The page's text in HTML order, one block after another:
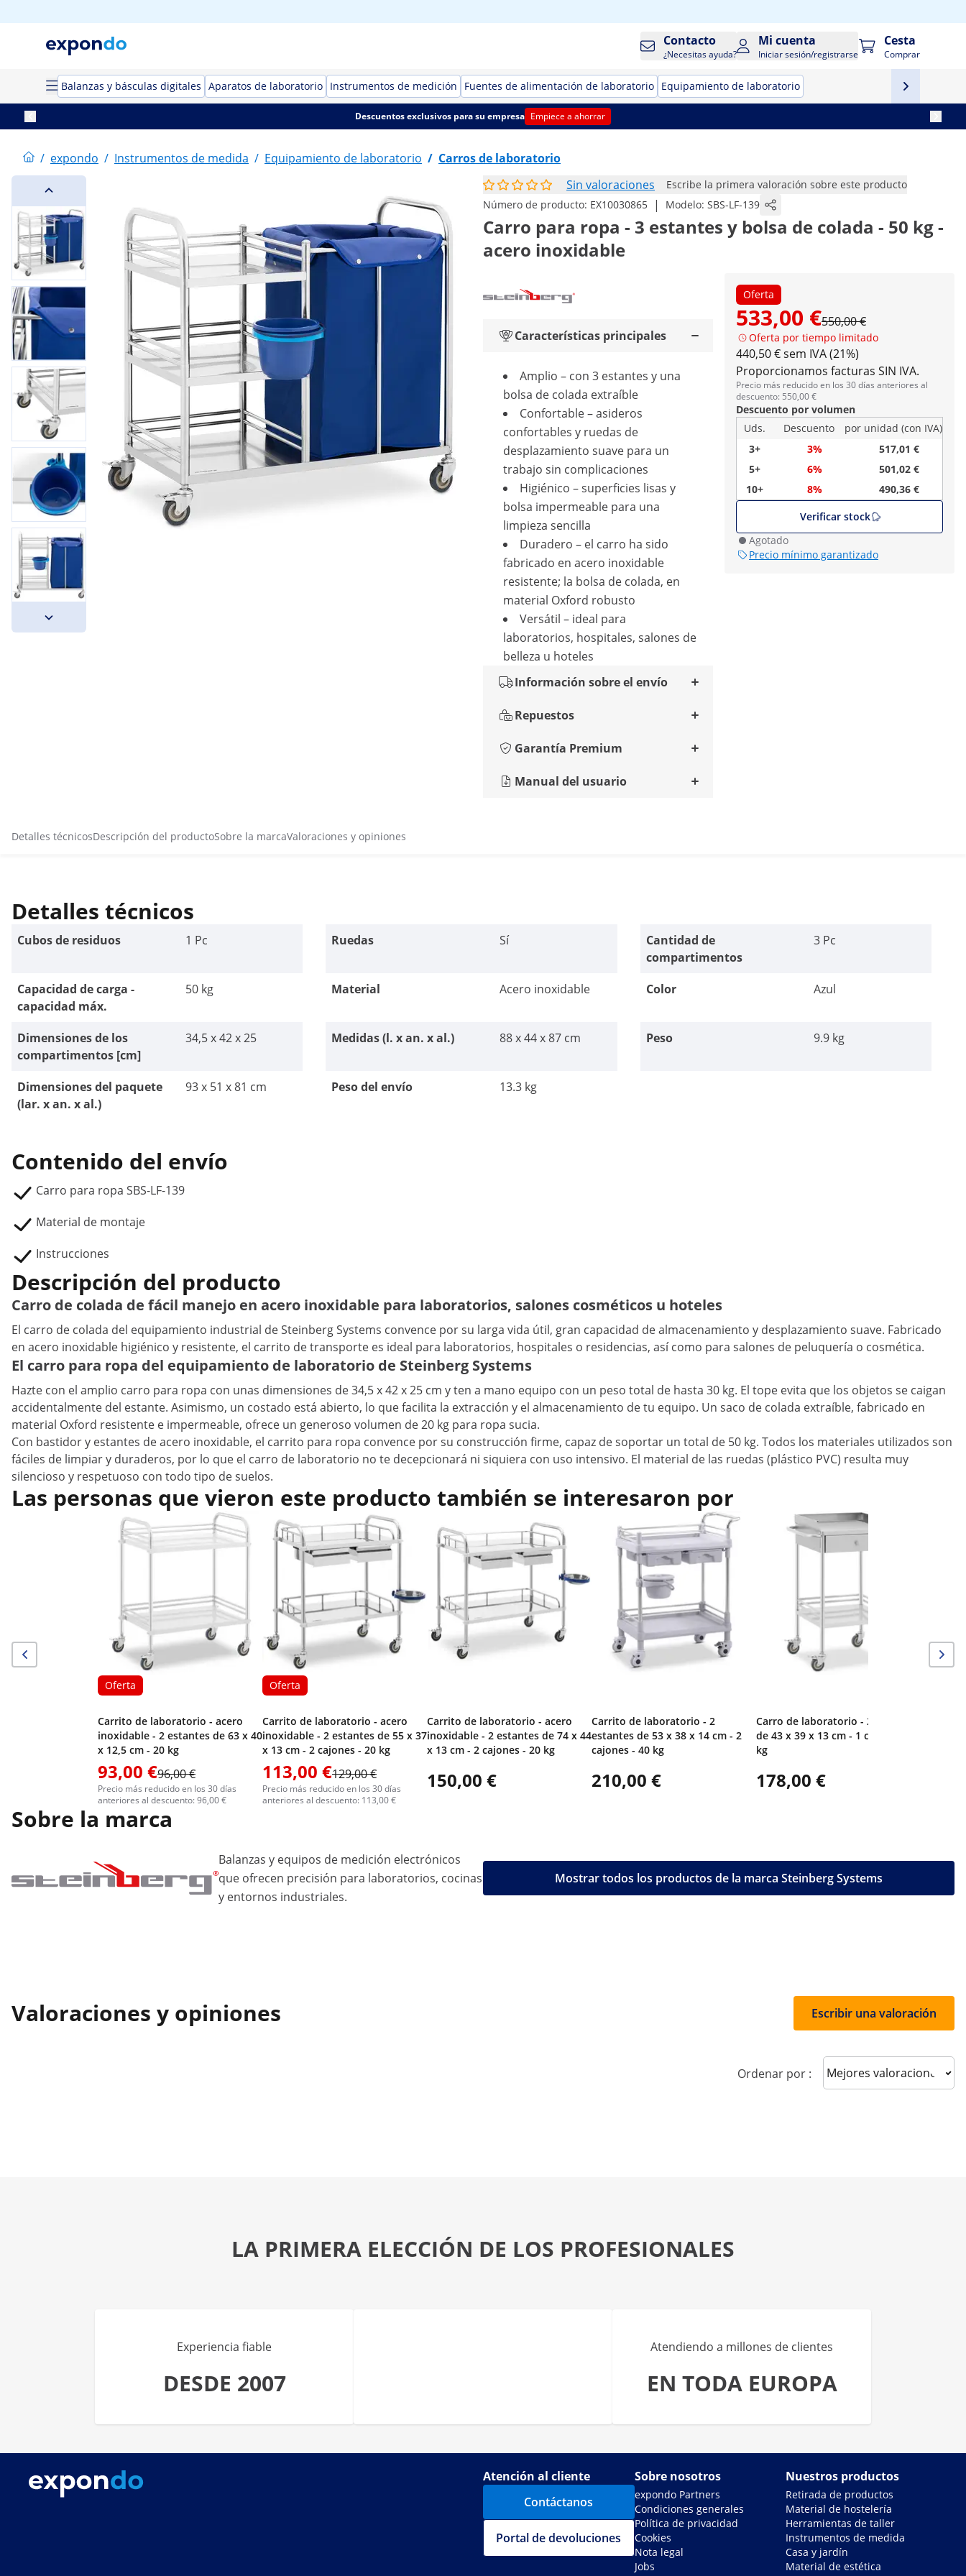
Contacto
¿Necesitas ayuda?
Mi cuenta
Iniciar sesión/registrarse
Cesta
Comprar
Balanzas y básculas digitales Aparatos de laboratorio Instrumentos de medición Fuentes de alimentación de laboratorio Equipamiento de laboratorio
Descuentos exclusivos para su empresa Empiece a ahorrar
/ expondo / Instrumentos de medida / Equipamiento de laboratorio / Carros de laboratorio
Sin valoraciones
Escribe la primera valoración sobre este producto
Número de producto: EX10030865 | Modelo: SBS-LF-139
Carro para ropa - 3 estantes y bolsa de colada - 50 kg -
acero inoxidable
Oferta
533,00 €550,00 €
Oferta por tiempo limitado
440,50 € sem IVA (21%)
Proporcionamos facturas SIN IVA.
Precio más reducido en los 30 días anteriores al
descuento: 550,00 €
Descuento por volumen
Uds.
Descuento
por unidad (con IVA)
3+
3%
517,01 €
5+
6%
501,02 €
10+
8%
490,36 €
Verificar stock
Agotado
Precio mínimo garantizado
Características principales
Amplio – con 3 estantes y una
bolsa de colada extraíble
Confortable – asideros
confortables y ruedas de
desplazamiento suave para un
trabajo sin complicaciones
Higiénico – superficies lisas y
bolsa impermeable para una
limpieza sencilla
Duradero – el carro ha sido
fabricado en acero inoxidable
resistente; la bolsa de colada, en
material Oxford robusto
Versátil – ideal para
laboratorios, hospitales, salones de
belleza u hoteles
Información sobre el envío
Repuestos
Garantía Premium
Manual del usuario
Detalles técnicosDescripción del productoSobre la marcaValoraciones y opiniones
Detalles técnicos
Cubos de residuos 1 Pc Ruedas Sí
Cantidad de
compartimentos
3 Pc
Capacidad de carga -
capacidad máx.
50 kg Material Acero inoxidable Color Azul
Dimensiones de los
compartimentos [cm]
34,5 x 42 x 25 Medidas (l. x an. x al.) 88 x 44 x 87 cm Peso 9.9 kg
Dimensiones del paquete
(lar. x an. x al.)
93 x 51 x 81 cm Peso del envío 13.3 kg
Contenido del envío
Carro para ropa SBS-LF-139
Material de montaje
Instrucciones
Descripción del producto
Carro de colada de fácil manejo en acero inoxidable para laboratorios, salones cosméticos u hoteles
El carro de colada del equipamiento industrial de Steinberg Systems convence por su larga vida útil, gran capacidad de almacenamiento y desplazamiento suave. Fabricado
en acero inoxidable higiénico y resistente, el carrito de transporte es ideal para laboratorios, hospitales o residencias, así como para salones de peluquería o cosmética.
El carro para ropa del equipamiento de laboratorio de Steinberg Systems
Hazte con el amplio carro para ropa con unas dimensiones de 34,5 x 42 x 25 cm y ten a mano equipo con un peso total de hasta 30 kg. El tope evita que los objetos se caigan
accidentalmente del estante. Asimismo, un costado está abierto, lo que facilita la extracción y el almacenamiento de tu equipo. Un saco de colada extraíble, fabricado en
material Oxford resistente e impermeable, ofrece un generoso volumen de 20 kg para ropa sucia.
Con bastidor y estantes de acero inoxidable, el carrito para ropa convence por su construcción firme, capaz de soportar un total de 50 kg. Todos los materiales utilizados son
fáciles de limpiar y duraderos, por lo que el carro de laboratorio no te decepcionará ni siquiera con uso intensivo. El material de las ruedas (plástico PVC) resulta muy
silencioso y respetuoso con todo tipo de suelos.
Las personas que vieron este producto también se interesaron por
Oferta
Carrito de laboratorio - acero
inoxidable - 2 estantes de 63 x 40
x 12,5 cm - 20 kg
93,00 €96,00 €
Precio más reducido en los 30 días
anteriores al descuento: 96,00 €
Oferta
Carrito de laboratorio - acero
inoxidable - 2 estantes de 55 x 37
x 13 cm - 2 cajones - 20 kg
113,00 €129,00 €
Precio más reducido en los 30 días
anteriores al descuento: 113,00 €
Carrito de laboratorio - acero
inoxidable - 2 estantes de 74 x 44
x 13 cm - 2 cajones - 20 kg
150,00 €
Carrito de laboratorio - 2
estantes de 53 x 38 x 14 cm - 2
cajones - 40 kg
210,00 €
Carro de laboratorio - 2 estantes
de 43 x 39 x 13 cm - 1 cajón - 40
kg
178,00 €
Sobre la marca
Balanzas y equipos de medición electrónicos
que ofrecen precisión para laboratorios, cocinas
y entornos industriales.
Mostrar todos los productos de la marca Steinberg Systems
Valoraciones y opiniones Escribir una valoración
Ordenar por : Sort reviews
LA PRIMERA ELECCIÓN DE LOS PROFESIONALES
Experiencia fiable
DESDE 2007
Atendiendo a millones de clientes
EN TODA EUROPA
Atención al cliente
Contáctanos
Portal de devoluciones
Sobre nosotros
expondo Partners
Condiciones generales
Política de privacidad
Cookies
Nota legal
Jobs
Nuestros productos
Retirada de productos
Material de hostelería
Herramientas de taller
Instrumentos de medida
Casa y jardín
Material de estética